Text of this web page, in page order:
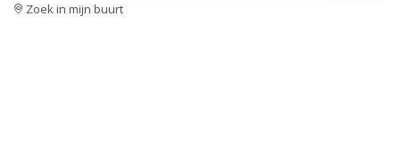
Zoek in mijn buurt